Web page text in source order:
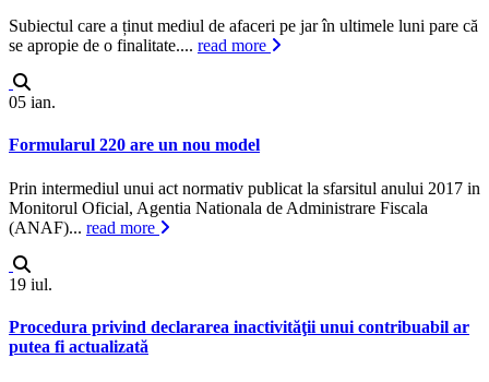
Subiectul care a ținut mediul de afaceri pe jar în ultimele luni pare că
se apropie de o finalitate.... read more
05 ian.
Formularul 220 are un nou model
Prin intermediul unui act normativ publicat la sfarsitul anului 2017 in
Monitorul Oficial, Agentia Nationala de Administrare Fiscala
(ANAF)... read more
19 iul.
Procedura privind declararea inactivităţii unui contribuabil ar
putea fi actualizată